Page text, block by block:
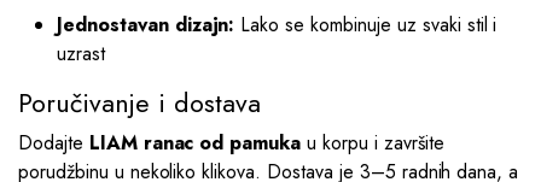
Jednostavan dizajn: Lako se kombinuje uz svaki stil i
uzrast
Poručivanje i dostava
Dodajte LIAM ranac od pamuka u korpu i završite
porudžbinu u nekoliko klikova. Dostava je 3–5 radnih dana, a